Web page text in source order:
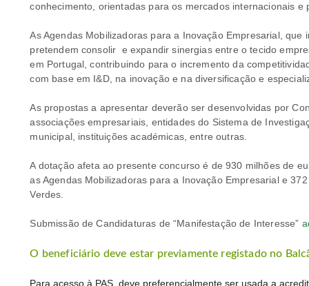
conhecimento, orientadas para os mercados internacionais
As Agendas Mobilizadoras para a Inovação Empresarial, que
pretendem consolir e expandir sinergias entre o tecido
em Portugal, contribuindo para o incremento da
com base em I&D, na inovação e na diversificação e
As propostas a apresentar deverão ser desenvolvidas por
associações empresariais, entidades do Sistema de
municipal, instituições académicas, entre outras.
A dotação afeta ao presente concurso é de 930 milhões de
as Agendas Mobilizadoras para a Inovação Empresarial e
Verdes.
Submissão de Candidaturas de “Manifestação de Interesse”
O beneficiário deve estar previamente registado no
Para acesso à PAS, deve preferencialmente ser usada a